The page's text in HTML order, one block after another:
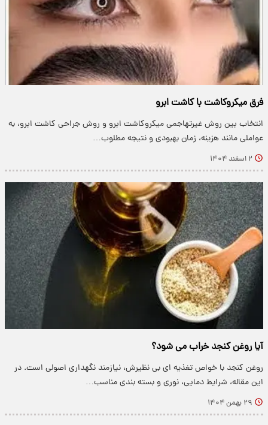
فرق میکروکاشت با کاشت ابرو
انتخاب بین روش غیرتهاجمی میکروکاشت ابرو و روش جراحی کاشت ابرو، به
عواملی مانند هزینه، زمان بهبودی و نتیجه مطلوب…
۲ اسفند ۱۴۰۴
آیا روغن کنجد خراب می شود؟
روغن کنجد با خواص تغذیه ای بی نظیرش، نیازمند نگهداری اصولی است. در
این مقاله، شرایط دمایی، نوری و بسته بندی مناسب…
۲۹ بهمن ۱۴۰۴